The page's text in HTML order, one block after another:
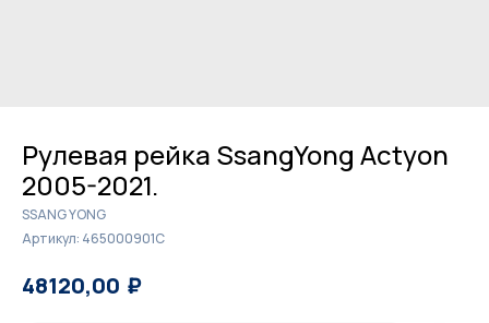
Рулевая рейка SsangYong Actyon
2005-2021.
SSANG YONG
Артикул: 465000901C
48120,00 ₽